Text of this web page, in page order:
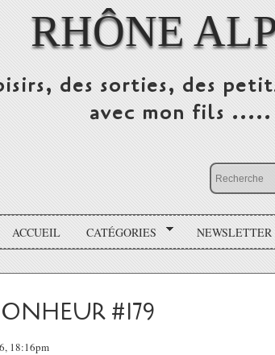
RHÔNE
des sorties, des
avec mon fils .....
ACCUEIL CATÉGORIES NEWSLETTER
#179
18:16pm